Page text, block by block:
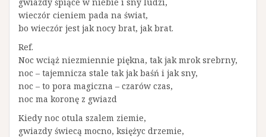
wieczór cieniem pada na świat,
bo wieczór jest jak nocy brat, jak brat.
Ref.
Noc wciąż niezmiennie piękna, tak jak mrok srebrny,
noc – tajemnicza stale tak jak baśń i jak sny,
noc – to pora magiczna – czarów czas,
noc ma koronę z gwiazd
Kiedy noc otula szalem ziemie,
gwiazdy świecą mocno, księżyc drzemie,